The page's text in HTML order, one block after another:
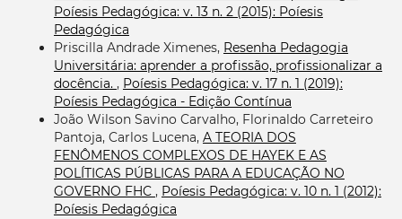
Poíesis Pedagógica: v. 13 n. 2 (2015): Poíesis
Pedagógica
Priscilla Andrade Ximenes, Resenha Pedagogia
Universitária: aprender a profissão, profissionalizar a
docência. , Poíesis Pedagógica: v. 17 n. 1 (2019):
Poíesis Pedagógica - Edição Contínua
João Wilson Savino Carvalho, Florinaldo Carreteiro
Pantoja, Carlos Lucena, A TEORIA DOS
FENÔMENOS COMPLEXOS DE HAYEK E AS
POLÍTICAS PÚBLICAS PARA A EDUCAÇÃO NO
GOVERNO FHC , Poíesis Pedagógica: v. 10 n. 1 (2012):
Poíesis Pedagógica